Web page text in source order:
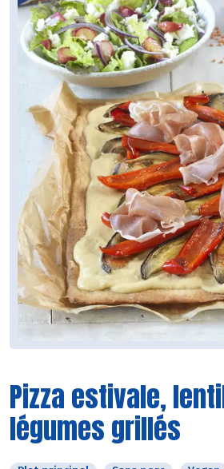
Pizza estivale,
légumes grillés